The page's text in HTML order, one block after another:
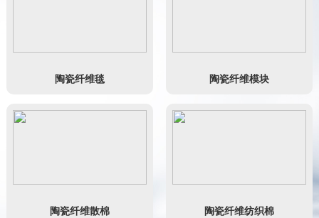
陶瓷纤维毯 陶瓷纤维模块
陶瓷纤维散棉 陶瓷纤维纺织棉